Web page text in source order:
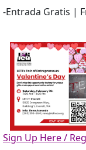
-Entrada Gratis |
Sign Up Here /